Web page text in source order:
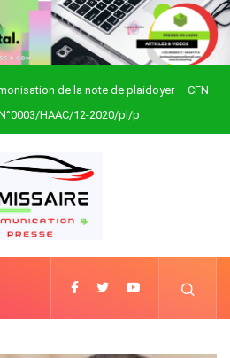
de la note de plaidoyer – CFN
Togo
HAAC/12-2020/pl/p